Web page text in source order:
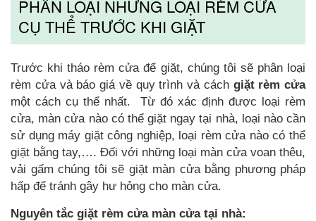
PHÂN LOẠI NHỮNG LOẠI RÈM CỬA
CỤ THỂ TRƯỚC KHI GIẶT
Trước khi tháo rèm cửa để giặt, chúng tôi sẽ phân loại
rèm cửa và báo giá về quy trình và cách giặt rèm cửa
một cách cụ thể nhất. Từ đó xác định được loại rèm
cửa, màn cửa nào có thể giặt ngay tại nhà, loại nào cần
sử dụng máy giặt công nghiệp, loại rèm cửa nào có thể
giặt bằng tay,…. Đối với những loại màn cửa voan thêu,
vải gấm chúng tôi sẽ giặt màn cửa bằng phương pháp
hấp để tránh gây hư hỏng cho màn cửa.
Nguyên tắc giặt rèm cửa màn cửa tại nhà: